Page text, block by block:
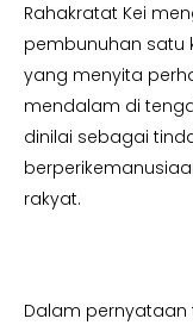
Rahakratat Kei
pembunuhan satu
yang menyita
mendalam di
dinilai sebagai
rakyat.
Dalam pernyataan